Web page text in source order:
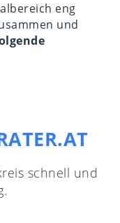
eng
und
schnell und